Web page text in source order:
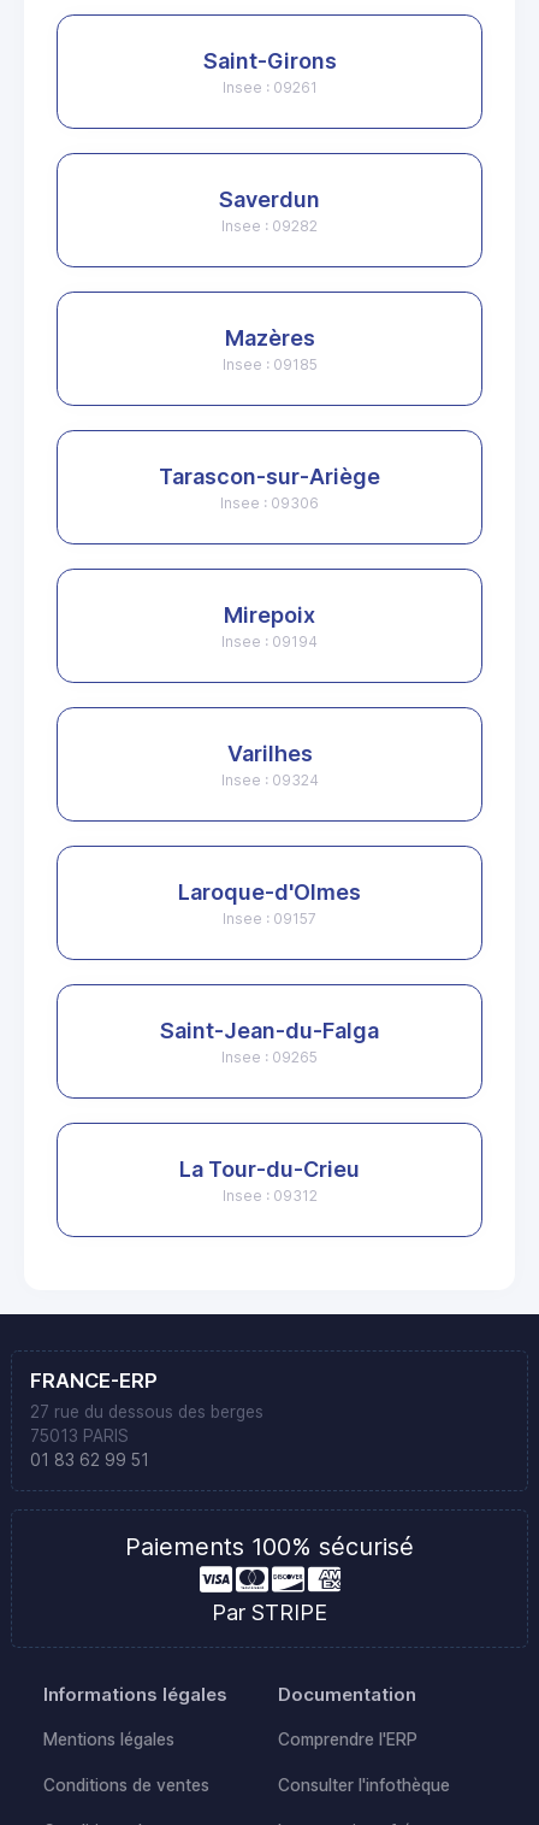
Saint-Girons
Insee : 09261
Saverdun
Insee : 09282
Mazères
Insee : 09185
Tarascon-sur-Ariège
Insee : 09306
Mirepoix
Insee : 09194
Varilhes
Insee : 09324
Laroque-d'Olmes
Insee : 09157
Saint-Jean-du-Falga
Insee : 09265
La Tour-du-Crieu
Insee : 09312
FRANCE-ERP
27 rue du dessous des berges
75013 PARIS
01 83 62 99 51
Paiements 100% sécurisé
Par STRIPE
Informations légales
Mentions légales
Conditions de ventes
Documentation
Comprendre l'ERP
Consulter l'infothèque